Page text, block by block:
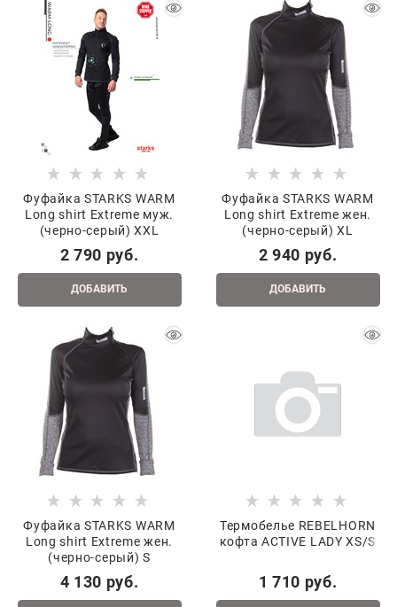
Фуфайка STARKS WARM
Long shirt Extreme муж.
(черно-серый) XXL
2 790 руб.
ДОБАВИТЬ
Фуфайка STARKS WARM
Long shirt Extreme жен.
(черно-серый) XL
2 940 руб.
ДОБАВИТЬ
Фуфайка STARKS WARM
Long shirt Extreme жен.
(черно-серый) S
4 130 руб.
Термобелье REBELHORN
кофта ACTIVE LADY XS/S
1 710 руб.